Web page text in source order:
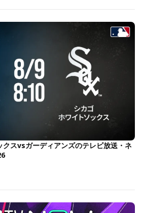
クスvsガーディアンズのテレビ放送・ネ